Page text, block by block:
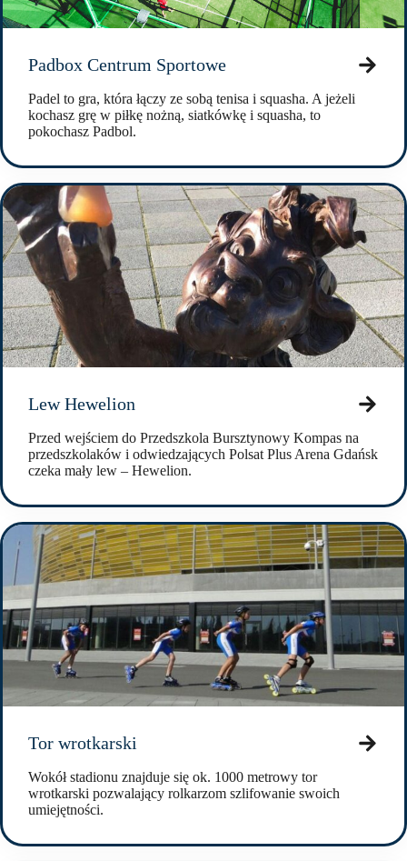
Padbox Centrum Sportowe
Padel to gra, która łączy ze sobą tenisa i squasha. A jeżeli
kochasz grę w piłkę nożną, siatkówkę i squasha, to
pokochasz Padbol.
Lew Hewelion
Przed wejściem do Przedszkola Bursztynowy Kompas na
przedszkolaków i odwiedzających Polsat Plus Arena Gdańsk
czeka mały lew – Hewelion.
Tor wrotkarski
Wokół stadionu znajduje się ok. 1000 metrowy tor
wrotkarski pozwalający rolkarzom szlifowanie swoich
umiejętności.